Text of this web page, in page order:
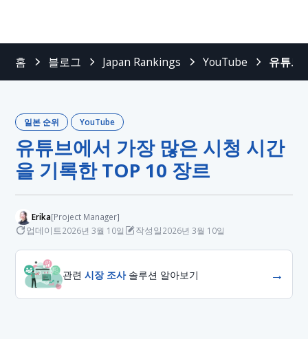
홈 블로그 Japan Rankings YouTube 유튜브
일본 순위 YouTube
유튜브에서 가장 많은 시청 시간
을 기록한 TOP 10 장르
Erika[Project Manager]
업데이트2026년 3월 10일 작성일2026년 3월 10일
관련시장 조사솔루션 알아보기 →